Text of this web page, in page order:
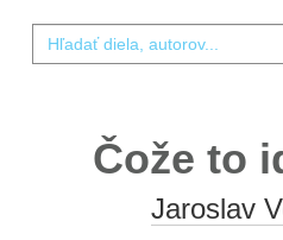
Čože to
Jaroslav